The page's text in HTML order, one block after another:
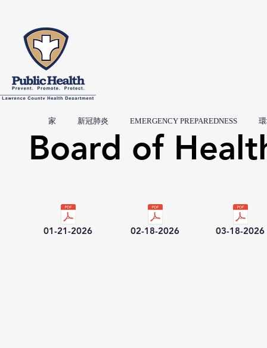
家 新冠肺炎 EMERGENCY PREPAREDNESS
Board of
01-21-2026 02-18-2026 03-18-2026